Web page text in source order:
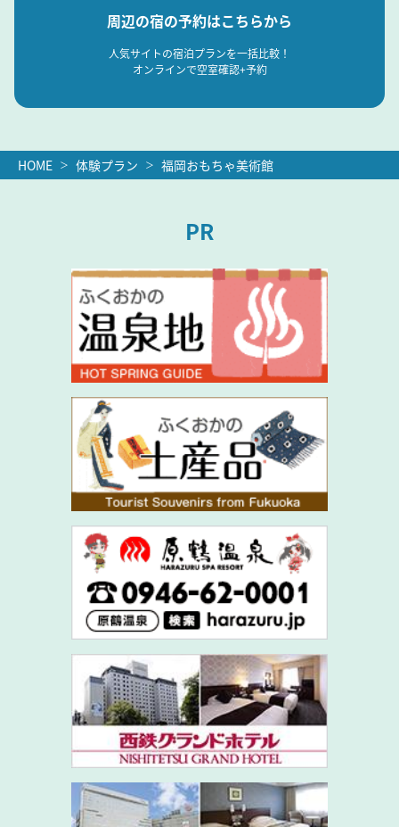
周辺の宿の予約はこちらから
人気サイトの宿泊プランを一括比較！
オンラインで空室確認+予約
HOME 体験プラン 福岡おもちゃ美術館
PR